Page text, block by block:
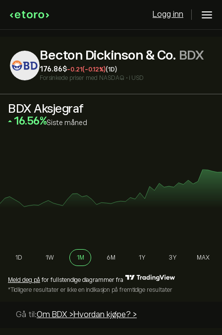
Logg inn
Becton Dickinson & Co. BDX
176.86‎$‎-0.21 (-0.12%)(1D)
Forsinkede priser med NASDAQ • i USD
BDX Aksjegraf
‎16.56‎ Siste måned
1D 1W 1M 6M 1Y 3Y MAX
Meld deg på for fullstendige diagrammer fra
*Tidligere resultater er ikke en indikasjon på fremtidige resultater
Gå til:Om BDX > Hvordan kjøpe? >